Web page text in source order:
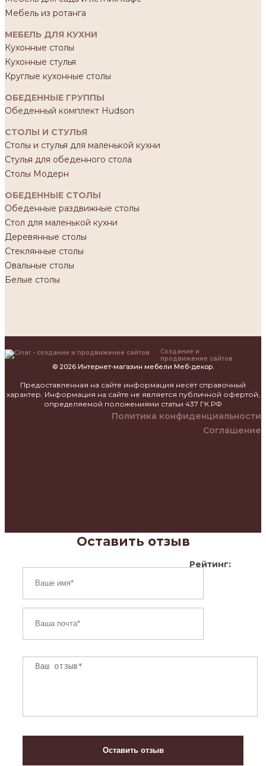
Мебель из ротанга
МЕБЕЛЬ ДЛЯ КУХНИ
Кухонные столы
Кухонные стулья
Круглые кухонные столы
ОБЕДЕННЫЕ ГРУППЫ
Обеденный комплект Hudson
СТОЛЫ И СТУЛЬЯ
Столы и стулья для маленькой кухни
Стулья для обеденного стола
Столы Модерн
ОБЕДЕННЫЕ СТОЛЫ
Обеденные раздвижные столы
Стол для маленькой кухни
Деревянные столы
Стеклянные столы
Овальные столы
Белые столы
Создание и
продвижение сайтов
© 2026 Интернет-магазин мебели Меб-декор.
Предоставленная на сайте информация несёт справочный
характер. Информация на сайте не является публичной офертой,
определяемой положениями статьи 437 ГК РФ
Политика конфиденциальности
Соглашение
Оставить отзыв
Рейтинг: